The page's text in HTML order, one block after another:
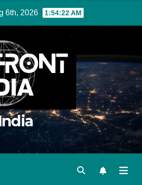
6th, 2026 1:54:23 AM